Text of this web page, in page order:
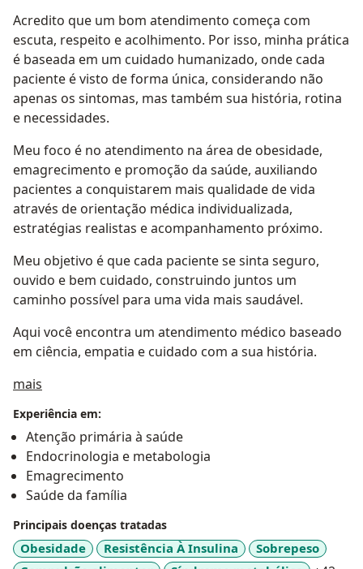
Acredito que um bom atendimento começa com
escuta, respeito e acolhimento. Por isso, minha prática
é baseada em um cuidado humanizado, onde cada
paciente é visto de forma única, considerando não
apenas os sintomas, mas também sua história, rotina
e necessidades.
Meu foco é no atendimento na área de obesidade,
emagrecimento e promoção da saúde, auxiliando
pacientes a conquistarem mais qualidade de vida
através de orientação médica individualizada,
estratégias realistas e acompanhamento próximo.
Meu objetivo é que cada paciente se sinta seguro,
ouvido e bem cuidado, construindo juntos um
caminho possível para uma vida mais saudável.
Aqui você encontra um atendimento médico baseado
em ciência, empatia e cuidado com a sua história.
mais
Experiência em:
Atenção primária à saúde
Endocrinologia e metabologia
Emagrecimento
Saúde da família
Principais doenças tratadas
Obesidade Resistência À Insulina
Sobrepeso